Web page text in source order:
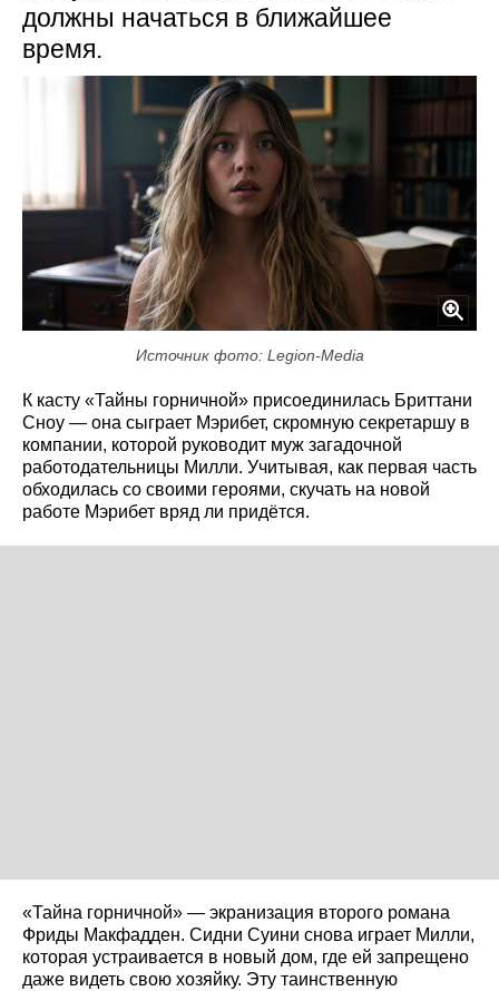
должны начаться в ближайшее
время.
Источник фото: Legion-Media
К касту «Тайны горничной» присоединилась Бриттани
Сноу — она сыграет Мэрибет, скромную секретаршу в
компании, которой руководит муж загадочной
работодательницы Милли. Учитывая, как первая часть
обходилась со своими героями, скучать на новой
работе Мэрибет вряд ли придётся.
«Тайна горничной» — экранизация второго романа
Фриды Макфадден. Сидни Суини снова играет Милли,
которая устраивается в новый дом, где ей запрещено
даже видеть свою хозяйку. Эту таинственную